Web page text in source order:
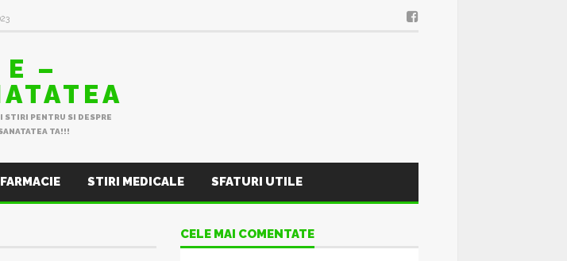
E –
STIRI PENTRU SI DESPRE
TA!!!
STIRI MEDICALE SFATURI UTILE
CELE MAI COMENTATE